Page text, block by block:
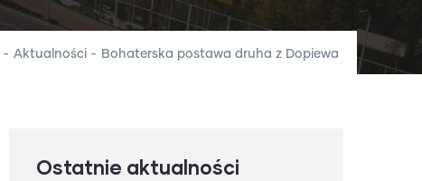
- Aktualności - Bohaterska postawa druha z Dopiewa
Ostatnie aktualności